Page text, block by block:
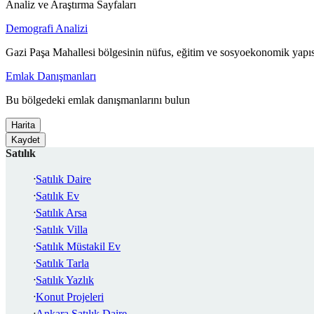
Analiz ve Araştırma Sayfaları
Demografi Analizi
Gazi Paşa Mahallesi bölgesinin nüfus, eğitim ve sosyoekonomik
Emlak Danışmanları
Bu bölgedeki emlak danışmanlarını bulun
Harita
Kaydet
Satılık
Satılık Daire
Satılık Ev
Satılık Arsa
Satılık Villa
Satılık Müstakil Ev
Satılık Tarla
Satılık Yazlık
Konut Projeleri